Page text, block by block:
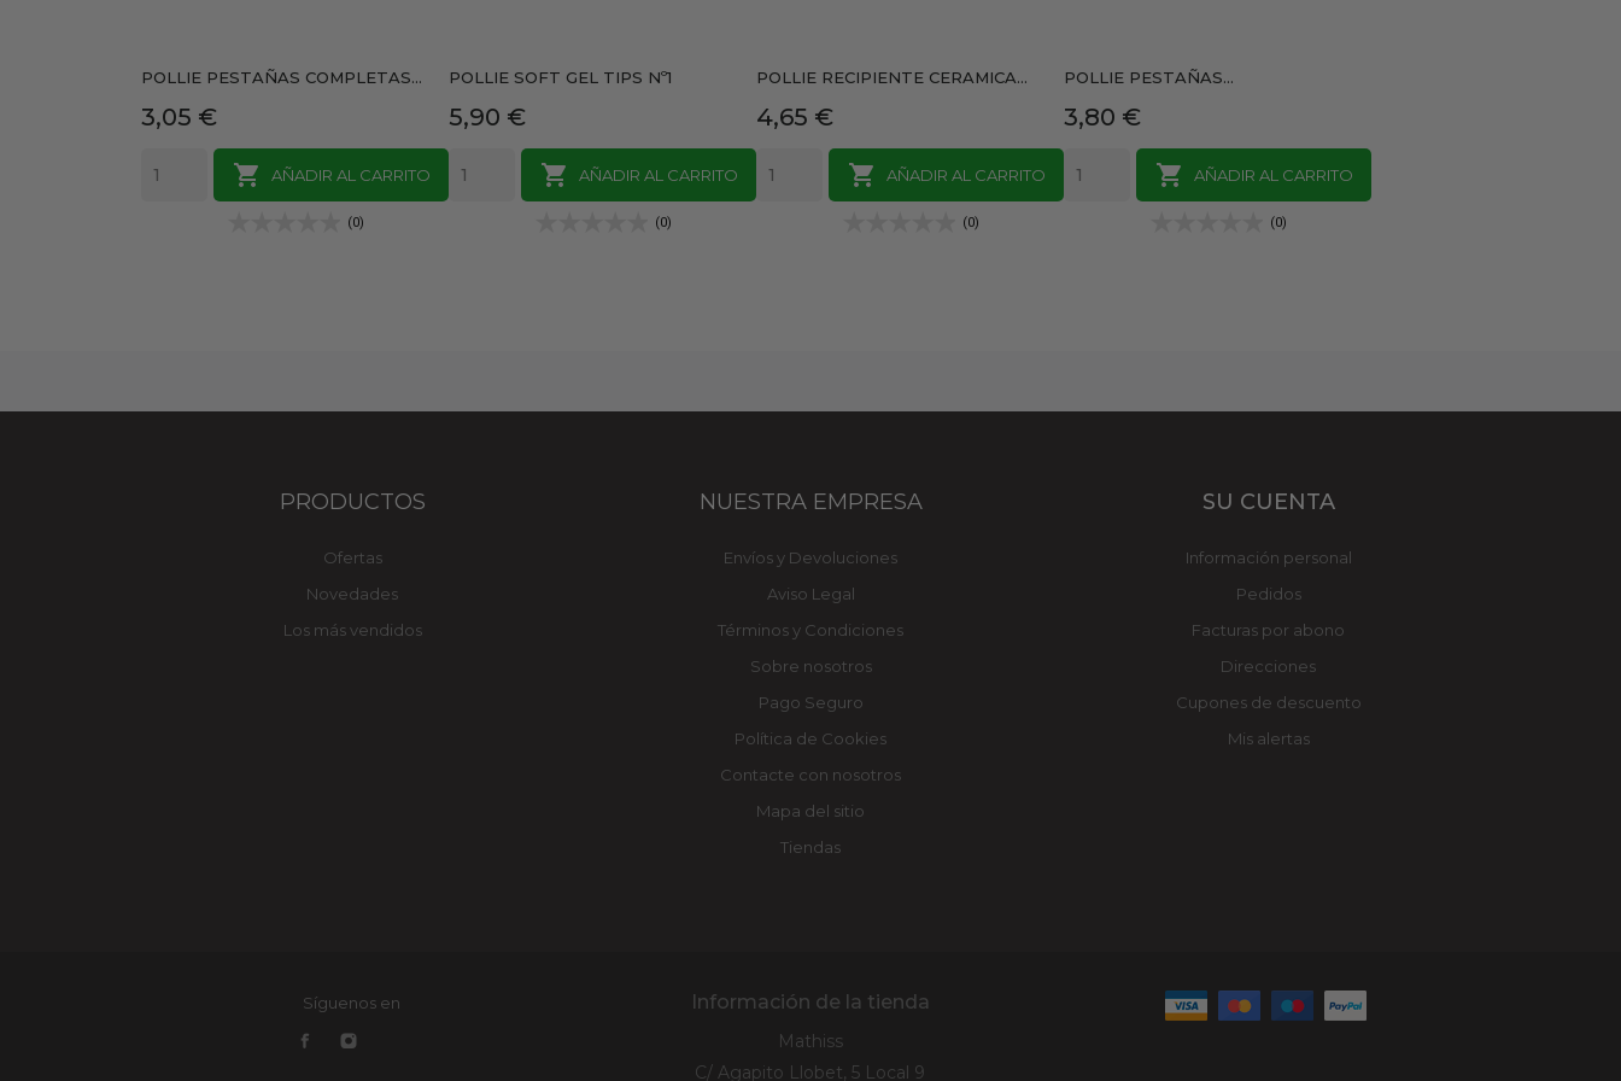
POLLIE PESTAÑAS COMPLETAS...
Precio
3,05 €

AÑADIR AL CARRITO
(0)
POLLIE SOFT GEL TIPS Nº1
Precio
5,90 €

AÑADIR AL CARRITO
(0)
POLLIE RECIPIENTE CERAMICA...
Precio
4,65 €

AÑADIR AL CARRITO
(0)
POLLIE PESTAÑAS...
Precio
3,80 €

AÑADIR AL CARRITO
(0)
PRODUCTOS
Ofertas
Novedades
Los más vendidos
NUESTRA EMPRESA
Envíos y Devoluciones
Aviso Legal
Términos y Condiciones
Sobre nosotros
Pago Seguro
Política de Cookies
Contacte con nosotros
Mapa del sitio
Tiendas
SU CUENTA
Información personal
Pedidos
Facturas por abono
Direcciones
Cupones de descuento
Mis alertas
Síguenos en Información de la tienda
Mathiss
C/ Agapito Llobet, 5 Local 9